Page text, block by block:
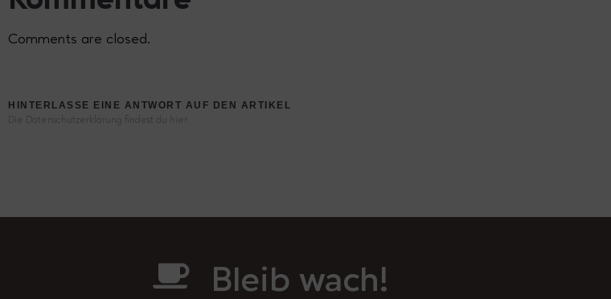
Comments are closed.
HINTERLASSE EINE ANTWORT AUF DEN ARTIKEL
Die Datenschutzerklärung findest du hier.
Bleib wach!